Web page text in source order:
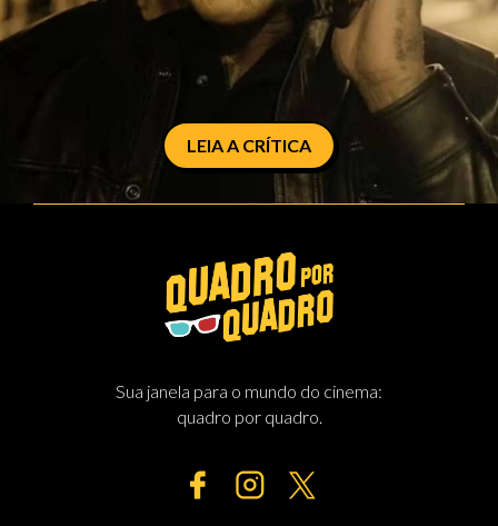
LEIA A CRÍTICA
Sua janela para o mundo do cinema:
quadro por quadro.